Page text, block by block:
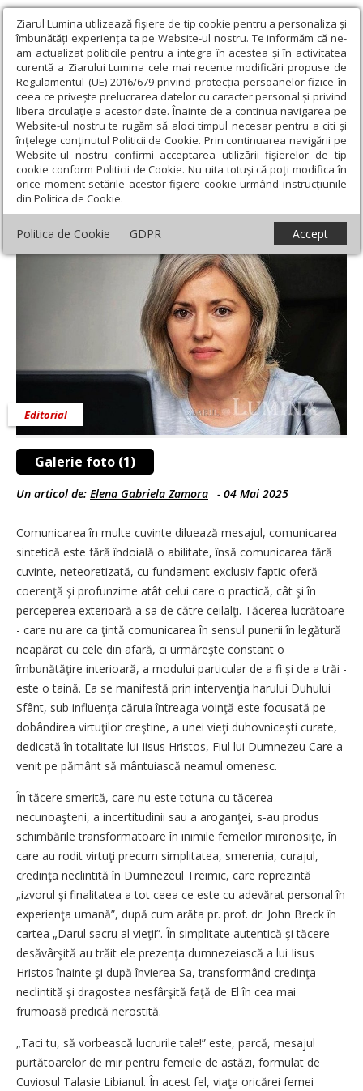
Ziarul Lumina utilizează fişiere de tip cookie pentru a personaliza și
îmbunătăți experiența ta pe Website-ul nostru. Te informăm că ne-
am actualizat politicile pentru a integra în acestea și în activitatea
curentă a Ziarului Lumina cele mai recente modificări propuse de
Regulamentul (UE) 2016/679 privind protecția persoanelor fizice în
ceea ce privește prelucrarea datelor cu caracter personal și privind
libera circulație a acestor date. Înainte de a continua navigarea pe
Website-ul nostru te rugăm să aloci timpul necesar pentru a citi și
înțelege conținutul Politicii de Cookie. Prin continuarea navigării pe
Website-ul nostru confirmi acceptarea utilizării fişierelor de tip
cookie conform Politicii de Cookie. Nu uita totuși că poți modifica în
orice moment setările acestor fişiere cookie urmând instrucțiunile
din Politica de Cookie.
Politica de Cookie GDPR Accept
Ziarul Lumina › Opinii › Editorial ›
A tăcea luminând şi a te jertfi
tăcând
A tăcea luminând şi a te jertfi tăcând
Galerie foto (1)
Editorial
Un articol de: Elena Gabriela Zamora - 04 Mai 2025
Comunicarea în multe cuvinte diluează mesajul, comunicarea
sintetică este fără îndoială o abilitate, însă comunicarea fără
cuvinte, neteoretizată, cu fundament exclusiv faptic oferă
coerenţă şi profunzime atât celui care o practică, cât şi în
perceperea exterioară a sa de către ceilalţi. Tăcerea lucrătoare
- care nu are ca ţintă comunicarea în sensul punerii în legătură
neapărat cu cele din afară, ci urmăreşte constant o
îmbunătăţire interioară, a modului particular de a fi şi de a trăi -
este o taină. Ea se manifestă prin intervenţia harului Duhului
Sfânt, sub influenţa căruia întreaga voinţă este focusată pe
dobândirea virtuţilor creştine, a unei vieţi duhovniceşti curate,
dedicată în totalitate lui Iisus Hristos, Fiul lui Dumnezeu Care a
venit pe pământ să mântuiască neamul omenesc.
În tăcere smerită, care nu este totuna cu tăcerea
necunoaşterii, a incertitudinii sau a aroganţei, s-au produs
schimbările transformatoare în inimile femeilor mironosiţe, în
care au rodit virtuţi precum simplitatea, smerenia, curajul,
credinţa neclintită în Dumnezeul Treimic, care reprezintă
„izvorul şi finalitatea a tot ceea ce este cu adevărat personal în
experienţa umană”, după cum arăta pr. prof. dr. John Breck în
cartea „Darul sacru al vieţii”. În simplitate autentică şi tăcere
desăvârşită au trăit ele prezenţa dumnezeiască a lui Iisus
Hristos înainte şi după învierea Sa, transformând credinţa
neclintită şi dragostea nesfârşită faţă de El în cea mai
frumoasă predică nerostită.
„Taci tu, să vorbească lucrurile tale!” este, parcă, mesajul
purtătoarelor de mir pentru femeile de astăzi, formulat de
Cuviosul Talasie Libianul. În acest fel, viaţa oricărei femei